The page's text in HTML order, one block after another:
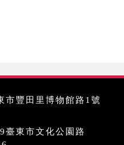
市豐田里博物館路1號
臺東市文化公園路